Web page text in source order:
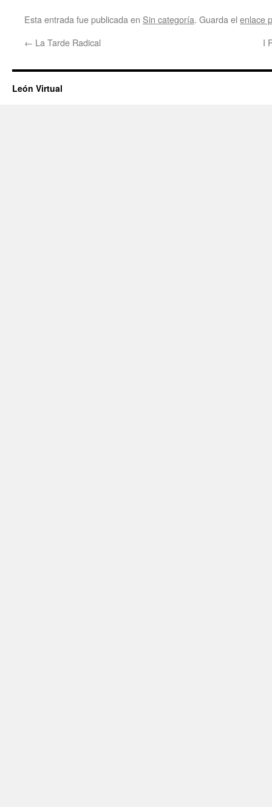
Esta entrada fue publicada en Sin categoría. Guarda el enlace
← La Tarde Radical I
León Virtual